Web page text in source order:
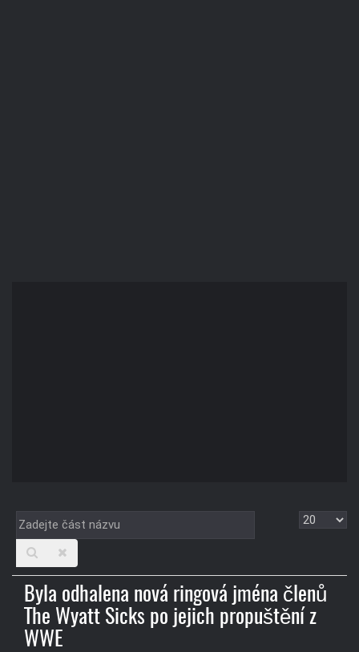
Zadejte
část
názvu
Zobrazit
Byla odhalena nová ringová jména členů
The Wyatt Sicks po jejich propuštění z
WWE